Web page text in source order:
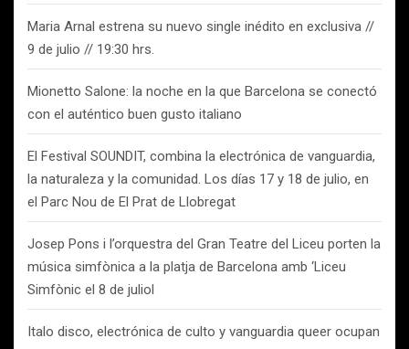
Maria Arnal estrena su nuevo single inédito en exclusiva //
9 de julio // 19:30 hrs.
Mionetto Salone: la noche en la que Barcelona se conectó
con el auténtico buen gusto italiano
El Festival SOUNDIT, combina la electrónica de vanguardia,
la naturaleza y la comunidad. Los días 17 y 18 de julio, en
el Parc Nou de El Prat de Llobregat
Josep Pons i l’orquestra del Gran Teatre del Liceu porten la
música simfònica a la platja de Barcelona amb ‘Liceu
Simfònic el 8 de juliol
Italo disco, electrónica de culto y vanguardia queer ocupan